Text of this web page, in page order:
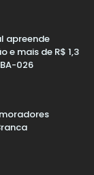
apreende
e mais de R$ 1,3
026